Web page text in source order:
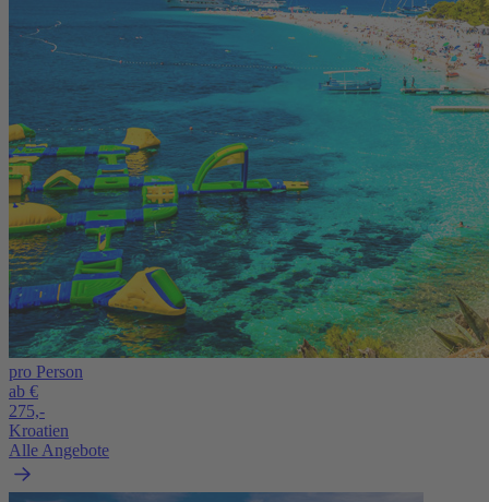
pro Person
ab €
275,-
Kroatien
Alle Angebote